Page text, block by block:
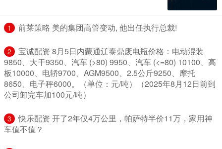
1 ​前莱策略 美的集团高管变动, 他出任执行总裁!
2
​宝诚配资 8月5日内蒙通辽泰鼎废电瓶价格：电动混装
9850、大干9350、汽车 (>80) 9950、汽车 (<=80) 10100、高
板10000、电轿9700、AGM9500、2.5公斤9250、摩托
8650、电子秤6000。（单位：元/吨）（2025年8月12日前到
公司卸完车加100元/吨）
3
​快乐配资 开了2年仅4万公里，帕萨特半价11万，家用神
车值不值？